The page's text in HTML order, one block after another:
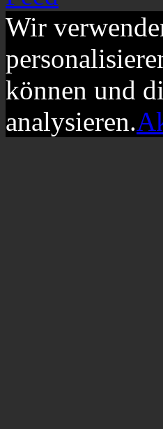
Wir
können und
analysieren.